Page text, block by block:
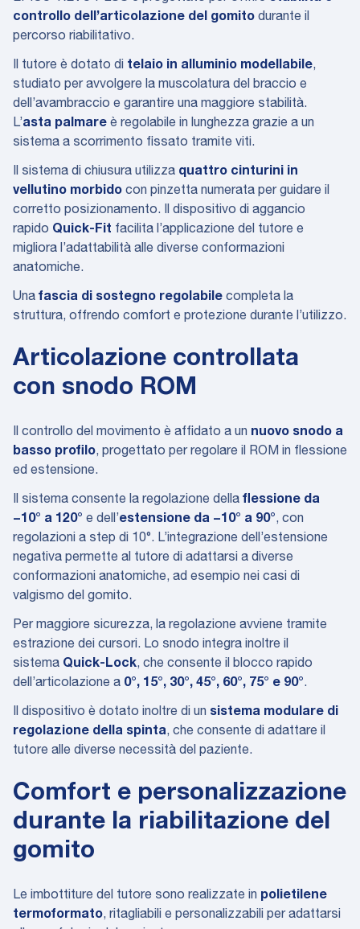
controllo dell’articolazione del gomito durante il
percorso riabilitativo.
Il tutore è dotato di telaio in alluminio modellabile,
studiato per avvolgere la muscolatura del braccio e
dell’avambraccio e garantire una maggiore stabilità.
L’asta palmare è regolabile in lunghezza grazie a un
sistema a scorrimento fissato tramite viti.
Il sistema di chiusura utilizza quattro cinturini in
vellutino morbido con pinzetta numerata per guidare il
corretto posizionamento. Il dispositivo di aggancio
rapido Quick-Fit facilita l’applicazione del tutore e
migliora l’adattabilità alle diverse conformazioni
anatomiche.
Una fascia di sostegno regolabile completa la
struttura, offrendo comfort e protezione durante l’utilizzo.
Articolazione controllata
con snodo ROM
Il controllo del movimento è affidato a un nuovo snodo a
basso profilo, progettato per regolare il ROM in flessione
ed estensione.
Il sistema consente la regolazione della flessione da
−10° a 120° e dell’estensione da −10° a 90°, con
regolazioni a step di 10°. L’integrazione dell’estensione
negativa permette al tutore di adattarsi a diverse
conformazioni anatomiche, ad esempio nei casi di
valgismo del gomito.
Per maggiore sicurezza, la regolazione avviene tramite
estrazione dei cursori. Lo snodo integra inoltre il
sistema Quick-Lock, che consente il blocco rapido
dell’articolazione a 0°, 15°, 30°, 45°, 60°, 75° e 90°.
Il dispositivo è dotato inoltre di un sistema modulare di
regolazione della spinta, che consente di adattare il
tutore alle diverse necessità del paziente.
Comfort e personalizzazione
durante la riabilitazione del
gomito
Le imbottiture del tutore sono realizzate in polietilene
termoformato, ritagliabili e personalizzabili per adattarsi